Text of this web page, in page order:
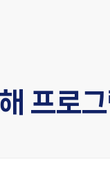
프로